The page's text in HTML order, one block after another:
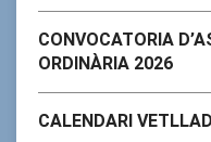
CONVOCATORIA
ORDINÀRIA 2026
CALENDARI